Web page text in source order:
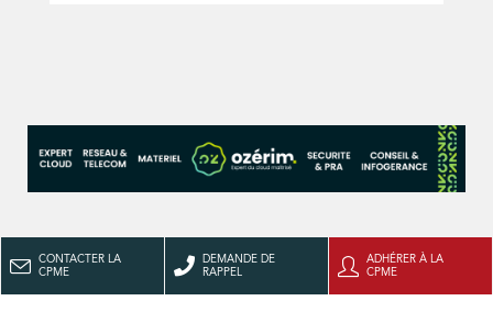
CONTACTER LA
CPME
DEMANDE DE
RAPPEL
ADHÉRER À LA
CPME